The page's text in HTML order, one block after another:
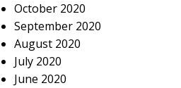
October 2020
September 2020
August 2020
July 2020
June 2020